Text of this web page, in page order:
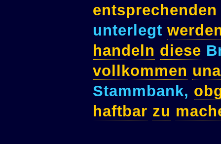
entsprechenden
unterlegt
handeln diese
vollkommen
Stammbank,
haftbar zu